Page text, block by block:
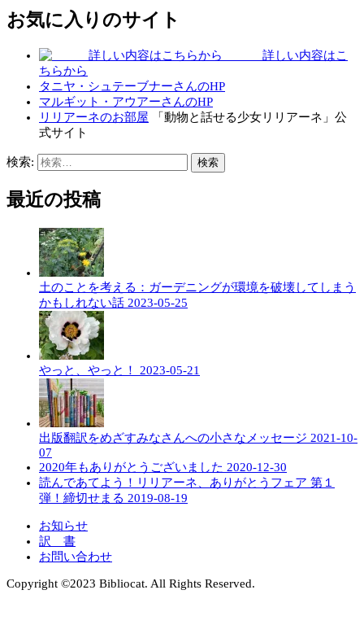
お気に入りのサイト
詳しい内容はこ
ちらから
タニヤ・シュテーブナーさんのHP
マルギット・アウアーさんのHP
リリアーネのお部屋 「動物と話せる少女リリアーネ」公
式サイト
検索:
最近の投稿
土のことを考える：ガーデニングが環境を破壊してしまう
かもしれない話 2023-05-25
やっと、やっと！ 2023-05-21
出版翻訳をめざすみなさんへの小さなメッセージ 2021-10-
07
2020年もありがとうございました 2020-12-30
読んであてよう！リリアーネ、ありがとうフェア 第１
弾！締切せまる 2019-08-19
お知らせ
訳 書
お問い合わせ
Copyright ©︎2023 Bibliocat. All Rights Reserved.